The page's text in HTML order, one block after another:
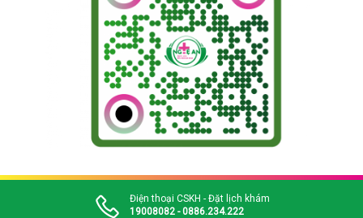
Điện thoại CSKH - Đặt lịch khám
19008082 - 0886.234.222